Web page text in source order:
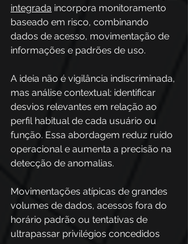
integrada incorpora monitoramento
baseado em risco, combinando
dados de acesso, movimentação de
informações e padrões de uso.
A ideia não é vigilância indiscriminada,
mas análise contextual: identificar
desvios relevantes em relação ao
perfil habitual de cada usuário ou
função. Essa abordagem reduz ruído
operacional e aumenta a precisão na
detecção de anomalias.
Movimentações atípicas de grandes
volumes de dados, acessos fora do
horário padrão ou tentativas de
ultrapassar privilégios concedidos